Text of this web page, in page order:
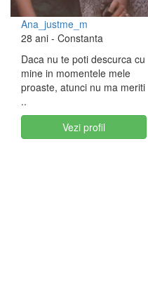
Ana_justme_m
28 ani - Constanta
Daca nu te poti descurca cu
mine in momentele mele
proaste, atunci nu ma meriti
..
Vezi profil